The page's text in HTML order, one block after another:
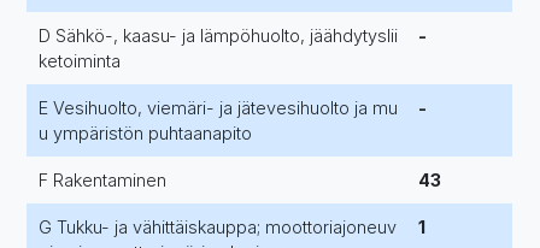
D Sähkö-, kaasu- ja lämpöhuolto, jäähdytyslii
ketoiminta
-
E Vesihuolto, viemäri- ja jätevesihuolto ja mu
u ympäristön puhtaanapito
-
F Rakentaminen 43
G Tukku- ja vähittäiskauppa; moottoriajoneuv
1